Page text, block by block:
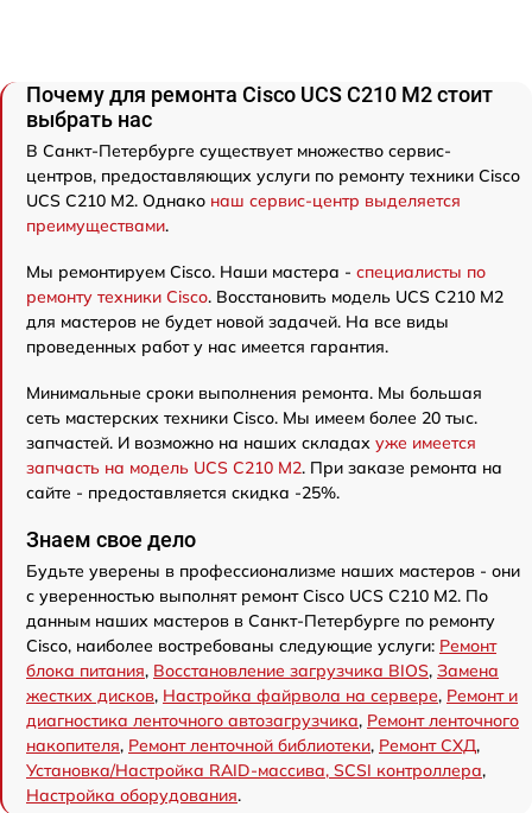
Почему для ремонта Cisco UCS C210 M2 стоит
выбрать нас
В Санкт-Петербурге существует множество сервис-
центров, предоставляющих услуги по ремонту техники Cisco
UCS C210 M2. Однако наш сервис-центр выделяется
преимуществами.
Мы ремонтируем Cisco. Наши мастера - специалисты по
ремонту техники Cisco. Восстановить модель UCS C210 M2
для мастеров не будет новой задачей. На все виды
проведенных работ у нас имеется гарантия.
Минимальные сроки выполнения ремонта. Мы большая
сеть мастерских техники Cisco. Мы имеем более 20 тыс.
запчастей. И возможно на наших складах уже имеется
запчасть на модель UCS C210 M2. При заказе ремонта на
сайте - предоставляется скидка -25%.
Знаем свое дело
Будьте уверены в профессионализме наших мастеров - они
с уверенностью выполнят ремонт Cisco UCS C210 M2. По
данным наших мастеров в Санкт-Петербурге по ремонту
Cisco, наиболее востребованы следующие услуги: Ремонт
блока питания, Восстановление загрузчика BIOS, Замена
жестких дисков, Настройка файрвола на сервере, Ремонт и
диагностика ленточного автозагрузчика, Ремонт ленточного
накопителя, Ремонт ленточной библиотеки, Ремонт СХД,
Установка/Настройка RAID-массива, SCSI контроллера,
Настройка оборудования.